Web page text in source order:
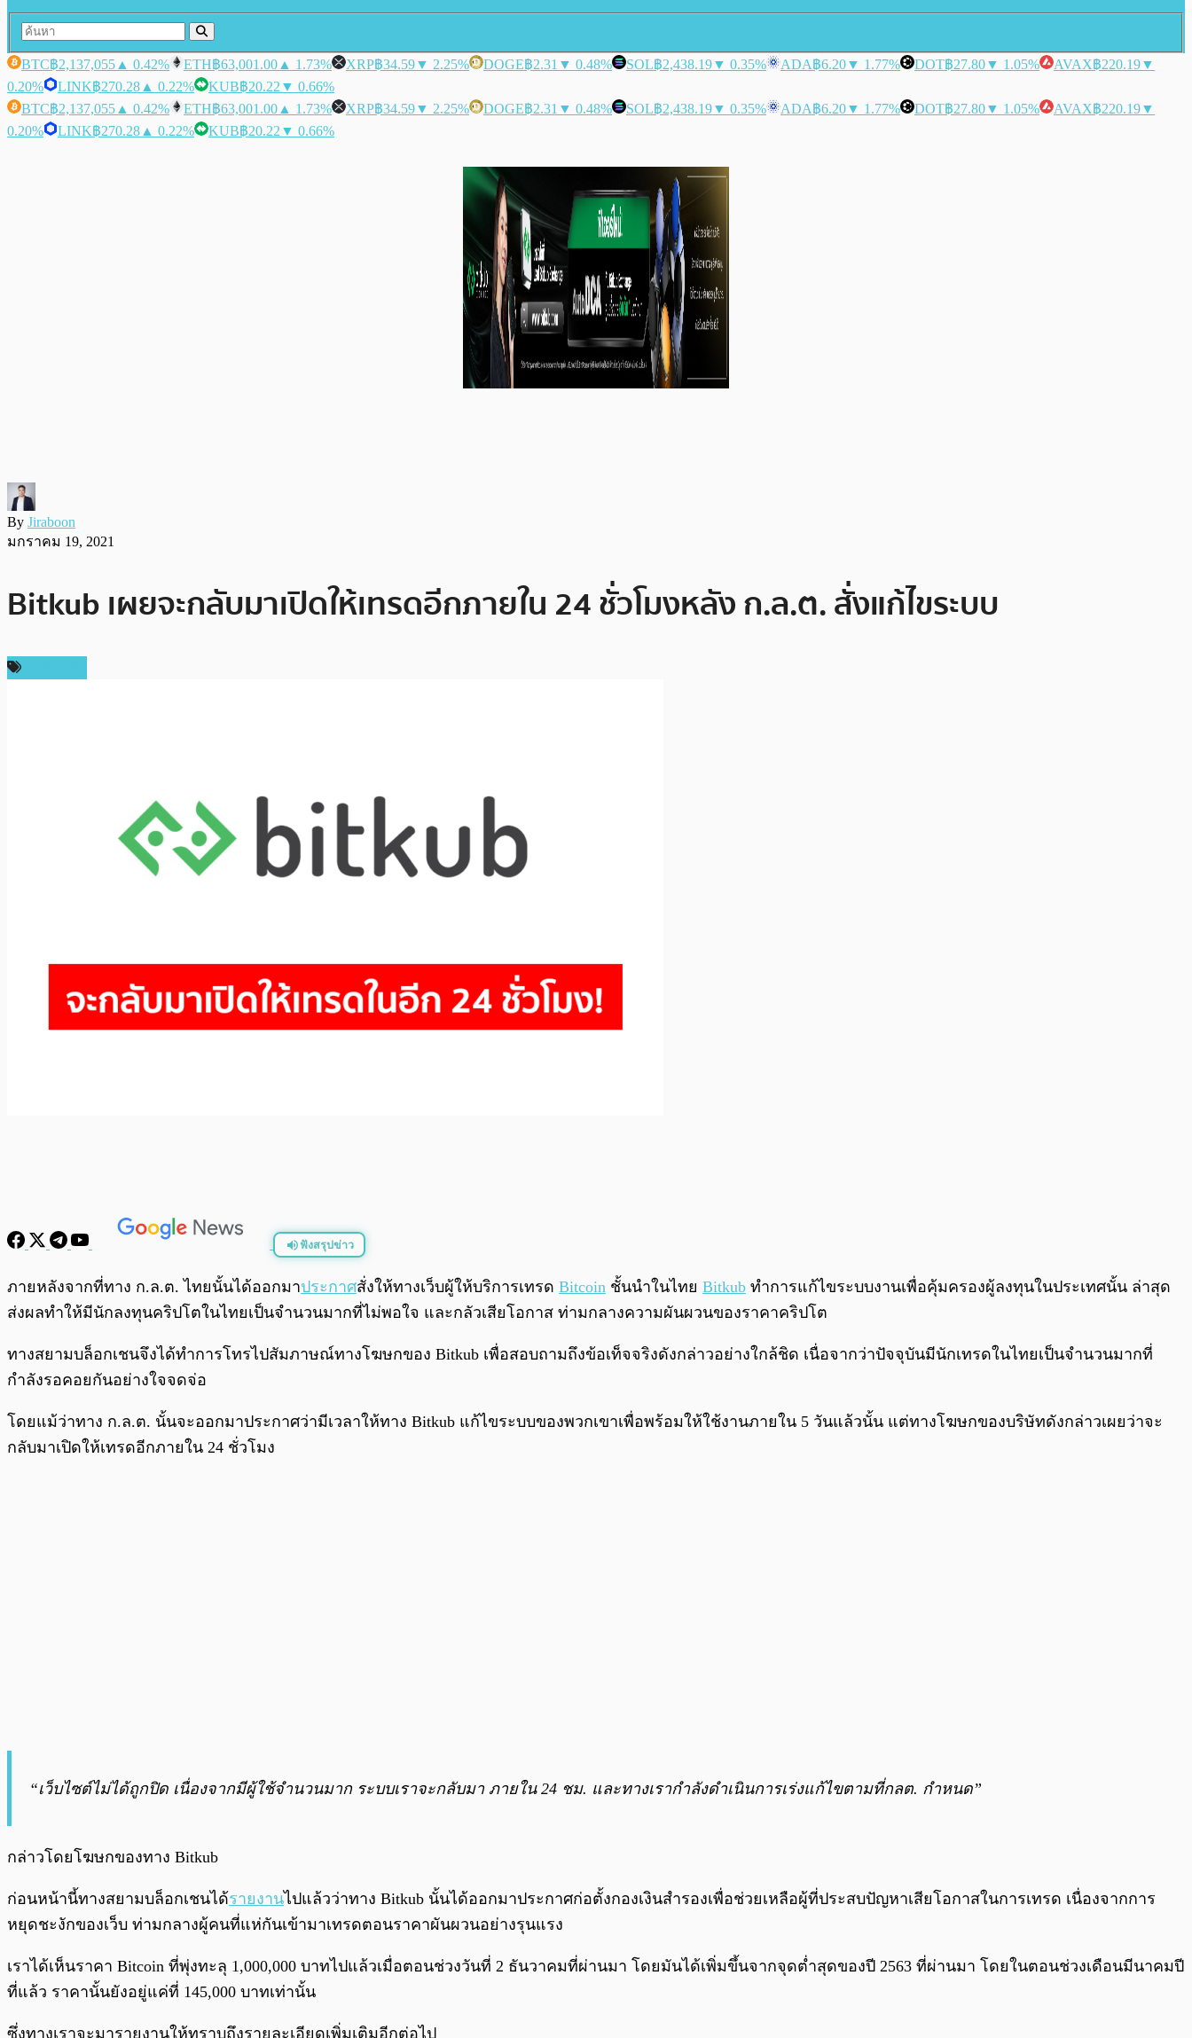
BTC฿2,137,055 ▲ 0.42% ETH฿63,001.00 ▲ 1.73% XRP฿34.59▼ 2.25% DOGE฿2.31 ▼ 0.48% SOL฿2,438.19▼ 0.35% ADA฿6.20▼ 1.77% DOT฿27.80▼ 1.05% AVAX฿220.19▼
0.20%
LINK฿270.28 ▲ 0.22% KUB฿20.22 ▼ 0.66%
BTC฿2,137,055 ▲ 0.42% ETH฿63,001.00 ▲ 1.73% XRP฿34.59▼ 2.25% DOGE฿2.31 ▼ 0.48% SOL฿2,438.19▼ 0.35% ADA฿6.20▼ 1.77% DOT฿27.80▼ 1.05% AVAX฿220.19▼
0.20%
LINK฿270.28 ▲ 0.22% KUB฿20.22 ▼ 0.66%
By Jiraboon
มกราคม 19, 2021
Bitkub เผยจะกลับมาเปิดให้เทรดอีกภายใน 24 ชั่วโมงหลัง ก.ล.ต. สั่งแก้ไขระบบ
ฟังสรุปข่าว
พร้อมเล่น 0:00
ภายหลังจากที่ทาง ก.ล.ต. ไทยนั้นได้ออกมาประกาศสั่งให้ทางเว็บผู้ให้บริการเทรด Bitcoin ชั้นนำในไทย Bitkub ทำการแก้ไขระบบงานเพื่อคุ้มครองผู้ลงทุนในประเทศนั้น ล่าสุด
ส่งผลทำให้มีนักลงทุนคริปโตในไทยเป็นจำนวนมากที่ไม่พอใจ และกลัวเสียโอกาส ท่ามกลางความผันผวนของราคาคริปโต
ทางสยามบล็อกเชนจึงได้ทำการโทรไปสัมภาษณ์ทางโฆษกของ Bitkub เพื่อสอบถามถึงข้อเท็จจริงดังกล่าวอย่างใกล้ชิด เนื่อจากว่าปัจจุบันมีนักเทรดในไทยเป็นจำนวนมากที่
กำลังรอคอยกันอย่างใจจดจ่อ
โดยแม้ว่าทาง ก.ล.ต. นั้นจะออกมาประกาศว่ามีเวลาให้ทาง Bitkub แก้ไขระบบของพวกเขาเพื่อพร้อมให้ใช้งานภายใน 5 วันแล้วนั้น แต่ทางโฆษกของบริษัทดังกล่าวเผยว่าจะ
กลับมาเปิดให้เทรดอีกภายใน 24 ชั่วโมง
“เว็บไซต์ไม่ได้ถูกปิด เนื่องจากมีผู้ใช้จำนวนมาก ระบบเราจะกลับมา ภายใน 24 ชม. และทางเรากำลังดำเนินการเร่งแก้ไขตามที่กลต. กำหนด”
กล่าวโดยโฆษกของทาง Bitkub
ก่อนหน้านี้ทางสยามบล็อกเชนได้รายงานไปแล้วว่าทาง Bitkub นั้นได้ออกมาประกาศก่อตั้งกองเงินสำรองเพื่อช่วยเหลือผู้ที่ประสบปัญหาเสียโอกาสในการเทรด เนื่องจากการ
หยุดชะงักของเว็บ ท่ามกลางผู้คนที่แห่กันเข้ามาเทรดตอนราคาผันผวนอย่างรุนแรง
เราได้เห็นราคา Bitcoin ที่พุ่งทะลุ 1,000,000 บาทไปแล้วเมื่อตอนช่วงวันที่ 2 ธันวาคมที่ผ่านมา โดยมันได้เพิ่มขึ้นจากจุดต่ำสุดของปี 2563 ที่ผ่านมา โดยในตอนช่วงเดือนมีนาคมปี
ที่แล้ว ราคานั้นยังอยู่แค่ที่ 145,000 บาทเท่านั้น
ซึ่งทางเราจะมารายงานให้ทราบถึงรายละเอียดเพิ่มเติมอีกต่อไป